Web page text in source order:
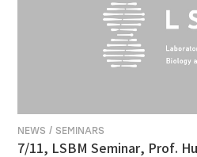
NEWS / SEMINARS
7/11, LSBM Seminar, Prof.